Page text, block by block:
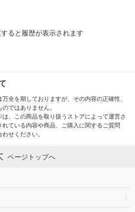
ると履歴が表示されます
全を期しておりますが、その内容の正確性、
ではありません。
、この商品を取り扱うストアによって運営さ
ている内容や商品、ご購入に関するご質問
せください。
ページトップへ